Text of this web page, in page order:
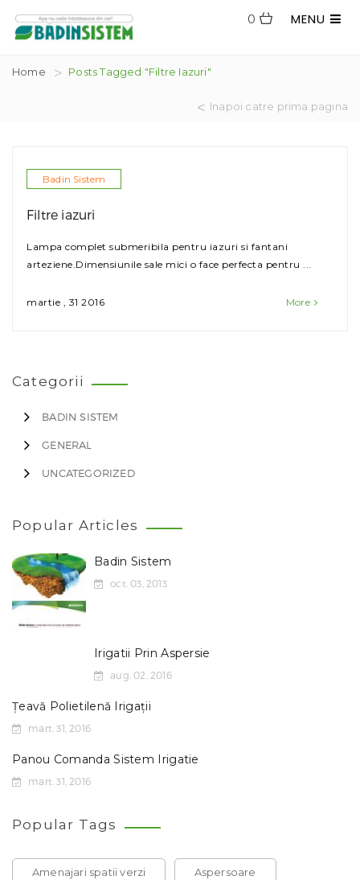
MENU
0
Home Posts Tagged "Filtre Iazuri"
Inapoi catre prima pagina
Badin Sistem
Filtre iazuri
Lampa complet submeribila pentru iazuri si fantani
arteziene.Dimensiunile sale mici o face perfecta pentru ...
martie , 31 2016 More
Categorii
BADIN SISTEM
GENERAL
UNCATEGORIZED
Popular Articles
Badin Sistem
oct. 03, 2013
Irigatii Prin Aspersie
aug. 02, 2016
Țeavă Polietilenă Irigații
mart. 31, 2016
Panou Comanda Sistem Irigatie
mart. 31, 2016
Popular Tags
Amenajari spatii verzi Aspersoare